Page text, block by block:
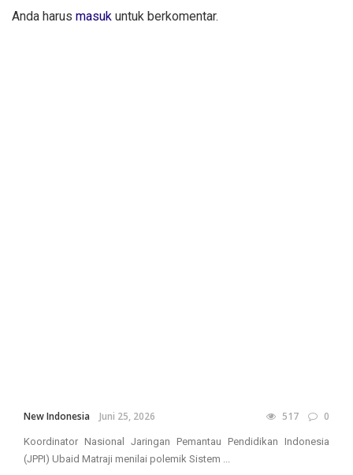
Anda harus masuk untuk berkomentar.
New Indonesia Juni 25, 2026 517 0
Koordinator Nasional Jaringan Pemantau Pendidikan Indonesia
(JPPI) Ubaid Matraji menilai polemik Sistem ...